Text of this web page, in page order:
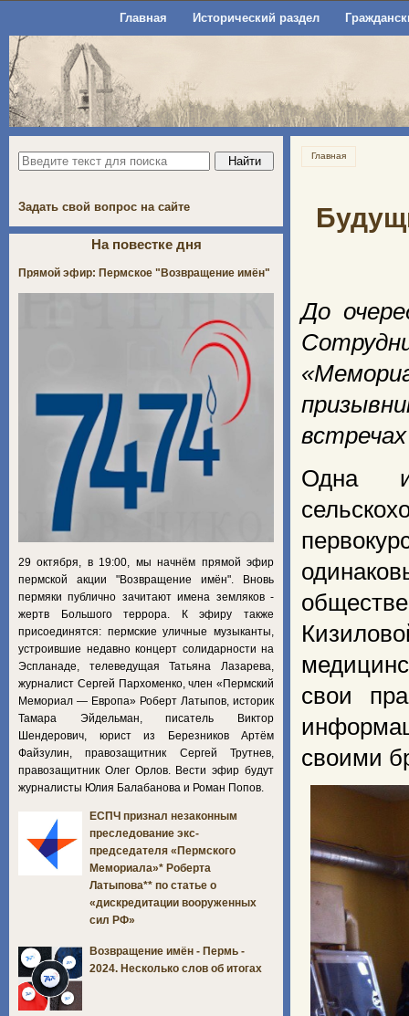
Главная Исторический раздел
Главная
До
Одна
свои
своими
Задать свой вопрос на сайте
На повестке дня
Прямой эфир: Пермское "Возвращение имён"
29 октября, в 19:00, мы начнём прямой эфир
пермской акции "Возвращение имён". Вновь
пермяки публично зачитают имена земляков -
жертв Большого террора. К эфиру также
присоединятся: пермские уличные музыканты,
устроившие недавно концерт солидарности на
Эспланаде, телеведущая Татьяна Лазарева,
журналист Сергей Пархоменко, член «Пермский
Мемориал — Европа» Роберт Латыпов, историк
Тамара Эйдельман, писатель Виктор
Шендерович, юрист из Березников Артём
Файзулин, правозащитник Сергей Трутнев,
правозащитник Олег Орлов. Вести эфир будут
журналисты Юлия Балабанова и Роман Попов.
ЕСПЧ признал незаконным
преследование экс-
председателя «Пермского
Мемориала»* Роберта
Латыпова** по статье о
«дискредитации вооруженных
сил РФ»
Возвращение имён - Пермь -
2024. Несколько слов об итогах